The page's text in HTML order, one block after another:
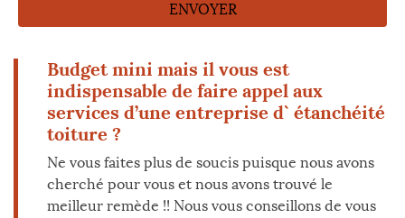
Budget mini mais il vous est
indispensable de faire appel aux
services d’une entreprise d` étanchéité
toiture ?
Ne vous faites plus de soucis puisque nous avons
cherché pour vous et nous avons trouvé le
meilleur remède !! Nous vous conseillons de vous